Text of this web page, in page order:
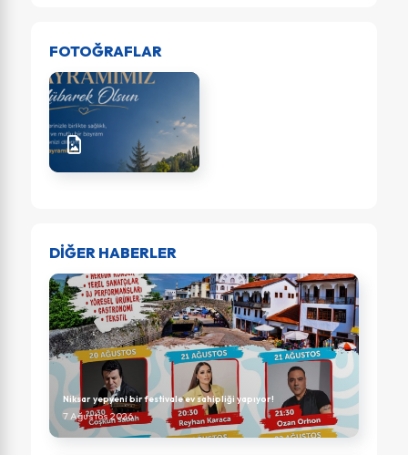
FOTOĞRAFLAR
DİĞER HABERLER
Niksar yepyeni bir festivale ev sahipliği yapıyor!
7 Ağustos 2026